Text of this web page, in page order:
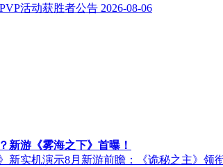
PVP活动获胜者公告 2026-08-06
新游《雾海之下》首曝！
新实机演示8月新游前瞻：《诡秘之主》领